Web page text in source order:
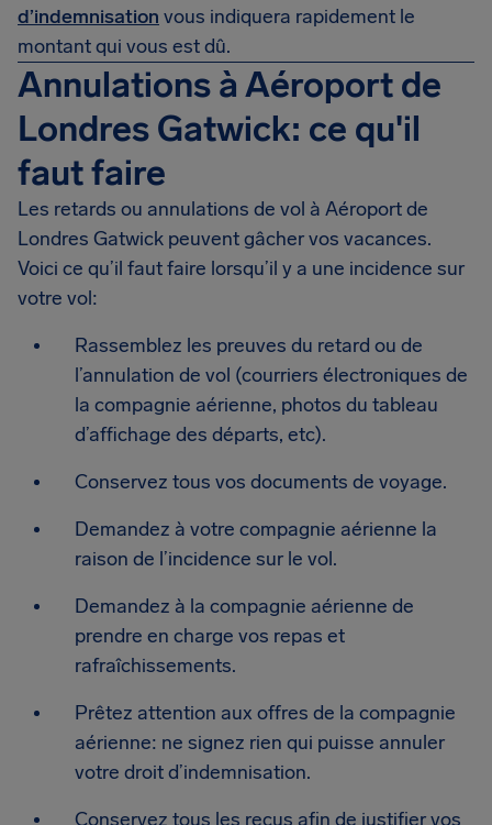
d’indemnisation vous indiquera rapidement le
montant qui vous est dû.
Annulations à Aéroport de
Londres Gatwick: ce qu'il
faut faire
Les retards ou annulations de vol à Aéroport de
Londres Gatwick peuvent gâcher vos vacances.
Voici ce qu’il faut faire lorsqu’il y a une incidence sur
votre vol:
Rassemblez les preuves du retard ou de
l’annulation de vol (courriers électroniques de
la compagnie aérienne, photos du tableau
d’affichage des départs, etc).
Conservez tous vos documents de voyage.
Demandez à votre compagnie aérienne la
raison de l’incidence sur le vol.
Demandez à la compagnie aérienne de
prendre en charge vos repas et
rafraîchissements.
Prêtez attention aux offres de la compagnie
aérienne: ne signez rien qui puisse annuler
votre droit d’indemnisation.
Conservez tous les reçus afin de justifier vos